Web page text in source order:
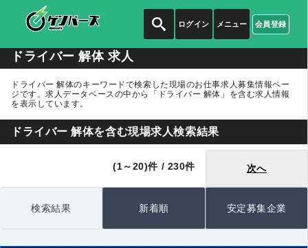
ログイン 会員登録
メニュー
ドライバー 解体 求人
ドライバー 解体のキーワードで検索した現場のお仕事求人募集情報ペー
ジです。求人データベースの中から
「ドライバー 解体」
を含む求人情報
を表示しています。
ドライバー 解体を含む現場求人検索結果
(1～20)件 / 230件 次へ
検索結果 新着順 安定募集企業